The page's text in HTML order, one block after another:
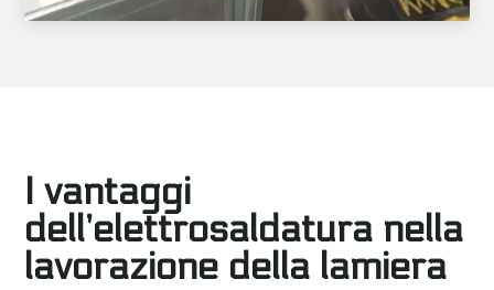
I vantaggi
dell’elettrosaldatura nella
lavorazione della lamiera